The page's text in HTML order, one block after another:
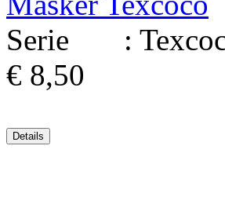
Serie : Texcoco
€ 8,50